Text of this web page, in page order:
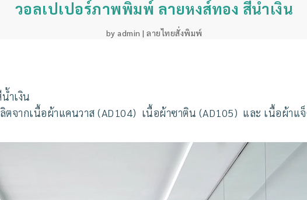
วอลเปเปอร์ภาพพิมพ์ ลายหงส์ทอง สีน้ำเงิน
by admin | ลายไทยสั่งพิมพ์
ำเงิน
ตจากเนื้อผ้าแคนวาส (AD104) เนื้อผ้าซาติน (AD105) และ เนื้อผ้าแจ็